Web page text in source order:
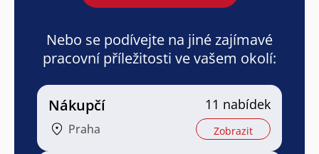
Nebo se podívejte na jiné zajímavé
pracovní příležitosti ve vašem okolí:
Nákupčí
Praha
11 nabídek
Zobrazit